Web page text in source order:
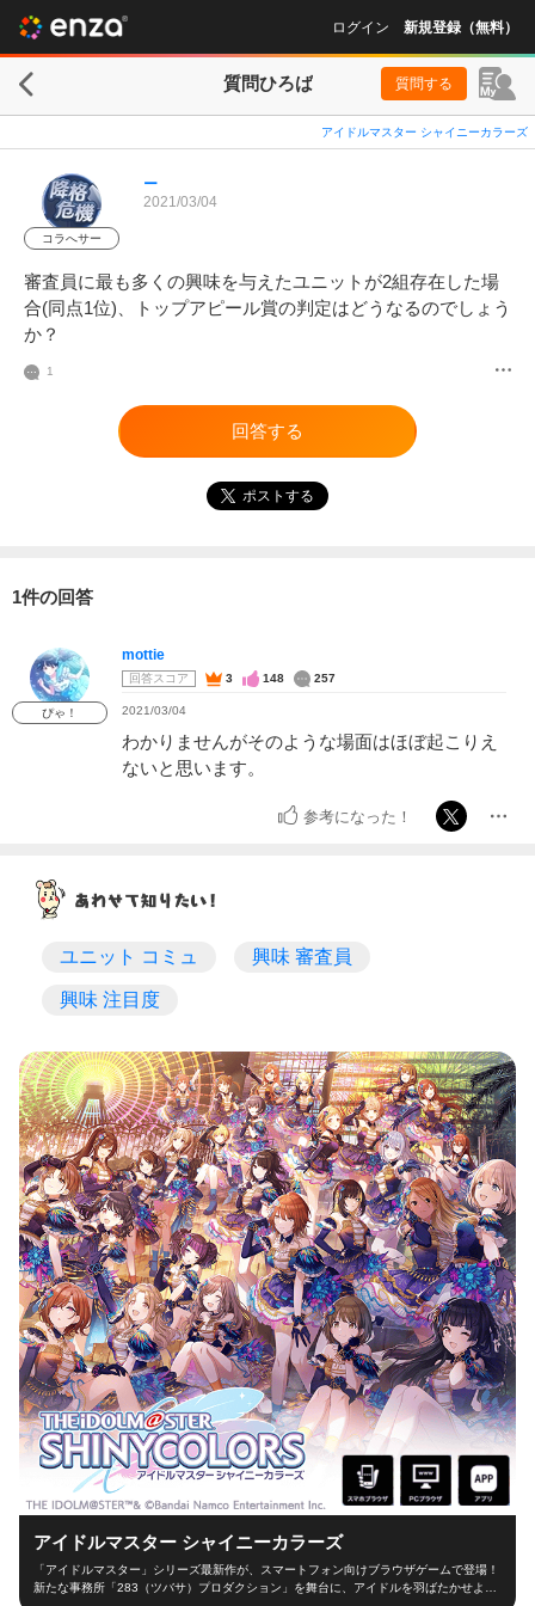
ログイン 新規登録（無料）
質問ひろば 質問する
アイドルマスター シャイニーカラーズ
コラへサー
ー
2021/03/04
審査員に最も多くの興味を与えたユニットが2組存在した場
合(同点1位)、トップアピール賞の判定はどうなるのでしょう
か？
1
回答する
ポストする
1件の回答
ぴゃ！
mottie
回答スコア 3 148 257
2021/03/04
わかりませんがそのような場面はほぼ起こりえ
ないと思います。
参考になった！
ユニット コミュ 興味 審査員
興味 注目度
アイドルマスター シャイニーカラーズ
「アイドルマスター」シリーズ最新作が、スマートフォン向けブラウザゲームで登場！
新たな事務所「283（ツバサ）プロダクション」を舞台に、アイドルを羽ばたかせよ